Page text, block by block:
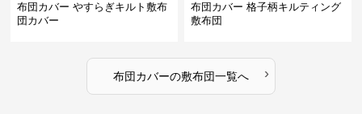
布団カバー やすらぎキルト敷布
団カバー
布団カバー 格子柄キルティング
敷布団
布団カバーの敷布団一覧へ ›